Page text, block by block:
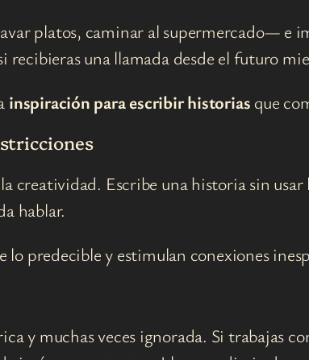
platos, caminar al supermercado— e
recibieras una llamada desde el futuro
inspiración para escribir historias que
creatividad. Escribe una historia sin
hablar.
lo predecible y estimulan conexiones
y muchas veces ignorada. Si trabajas